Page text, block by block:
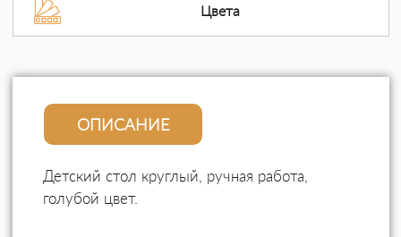
Цвета
ОПИСАНИЕ
Детский стол круглый, ручная работа,
голубой цвет.